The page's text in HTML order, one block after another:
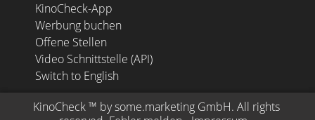
KinoCheck-App
Werbung buchen
Offene Stellen
Video Schnittstelle (API)
Switch to English
KinoCheck ™ by some.marketing GmbH. All rights